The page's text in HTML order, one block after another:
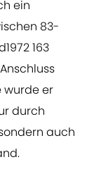
ein
83-
163
wurde er
durch
auch